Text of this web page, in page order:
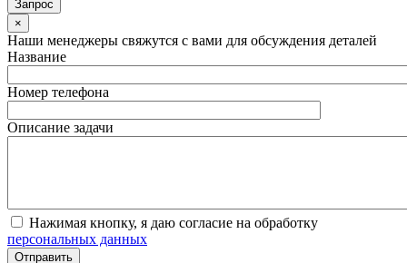
×
Наши менеджеры свяжутся с вами для обсуждения деталей
Название
Номер телефона
Описание задачи
Нажимая кнопку, я даю согласие на обработку
персональных данных